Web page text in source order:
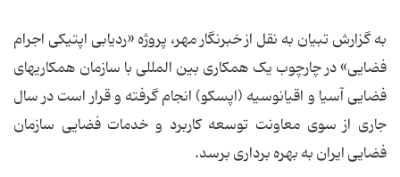
به گزارش تبیان به نقل از خبرنگار مهر، پروژه «ردیابی اپتیکی اجرام
فضایی» در چارچوب یک همکاری بین المللی با سازمان همکاریهای
فضایی آسیا و اقیانوسیه (اپسکو) انجام گرفته و قرار است در سال
جاری از سوی معاونت توسعه کاربرد و خدمات فضایی سازمان
فضایی ایران به بهره برداری برسد.